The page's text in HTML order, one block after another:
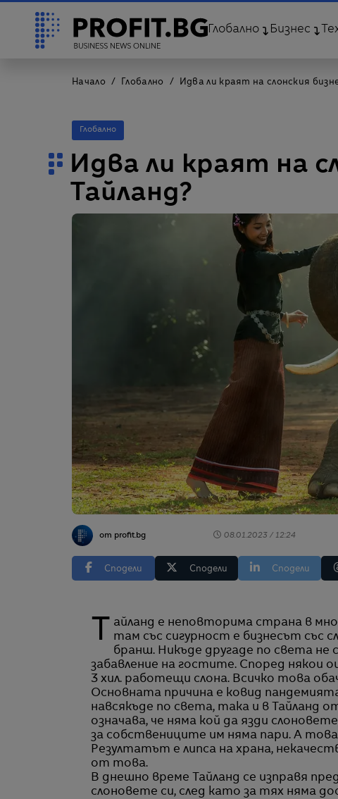
Глобално Бизнес
Начало Глобално Идва ли краят на слонския
Глобално
Идва ли краят на
Тайланд?
от profit.bg 08.01.2023 / 12:24
Сподели Сподели Сподели
Тайланд е неповторима страна в много отношения. Една от уникалните пратктики
там със сигурност е бизнесът със
бранш. Никъде другаде по света не
забавление на гостите. Според някои
3 хил. работещи слона. Всичко това
Основната причина е ковид
навсякъде по света, така и в Тайланд
означава, че няма кой да язди
за собствениците им няма пари. А това
Резултатът е липса на храна,
от това.
В днешно време Тайланд се изправя
слоновете си, след като за тях няма